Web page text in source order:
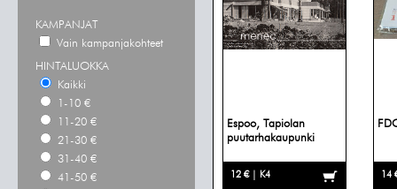
KAMPANJAT
Vain kampanjakohteet
HINTALUOKKA
Kaikki
1-10 €
11-20 €
21-30 €
31-40 €
41-50 €
Espoo, Tapiolan
puutarhakaupunki
12 € | K4 14